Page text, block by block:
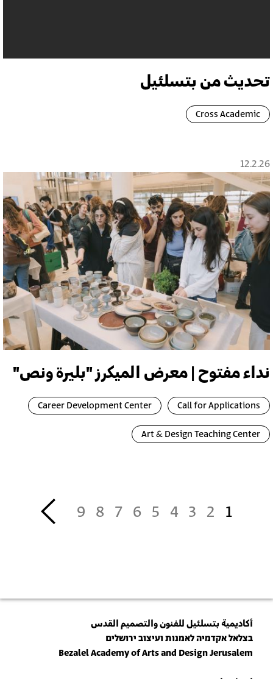
تحديث من بتسلئيل
Cross Academic
12.2.26
نداء مفتوح | معرض الميكرز "بليرة ونص"
Call for Applications
Career Development Center
Art & Design Teaching Center
1
2
3
4
5
6
7
8
9
››
أكاديمية بتسلئيل للفنون والتصميم القدس
בצלאל אקדמיה לאמנות ועיצוב ירושלים
Bezalel Academy of Arts and Design Jerusalem